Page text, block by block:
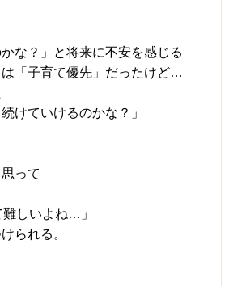
かな？」と将来に不安を感じる
「子育て優先」だったけど…
けていけるのかな？」
って
難しいよね…」
られる。